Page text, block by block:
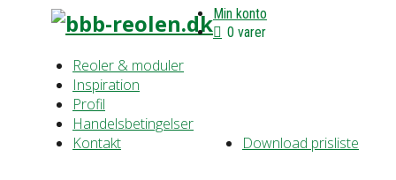
Min konto
0 varer
Reoler & moduler
Inspiration
Profil
Handelsbetingelser
Download prisliste
Kontakt